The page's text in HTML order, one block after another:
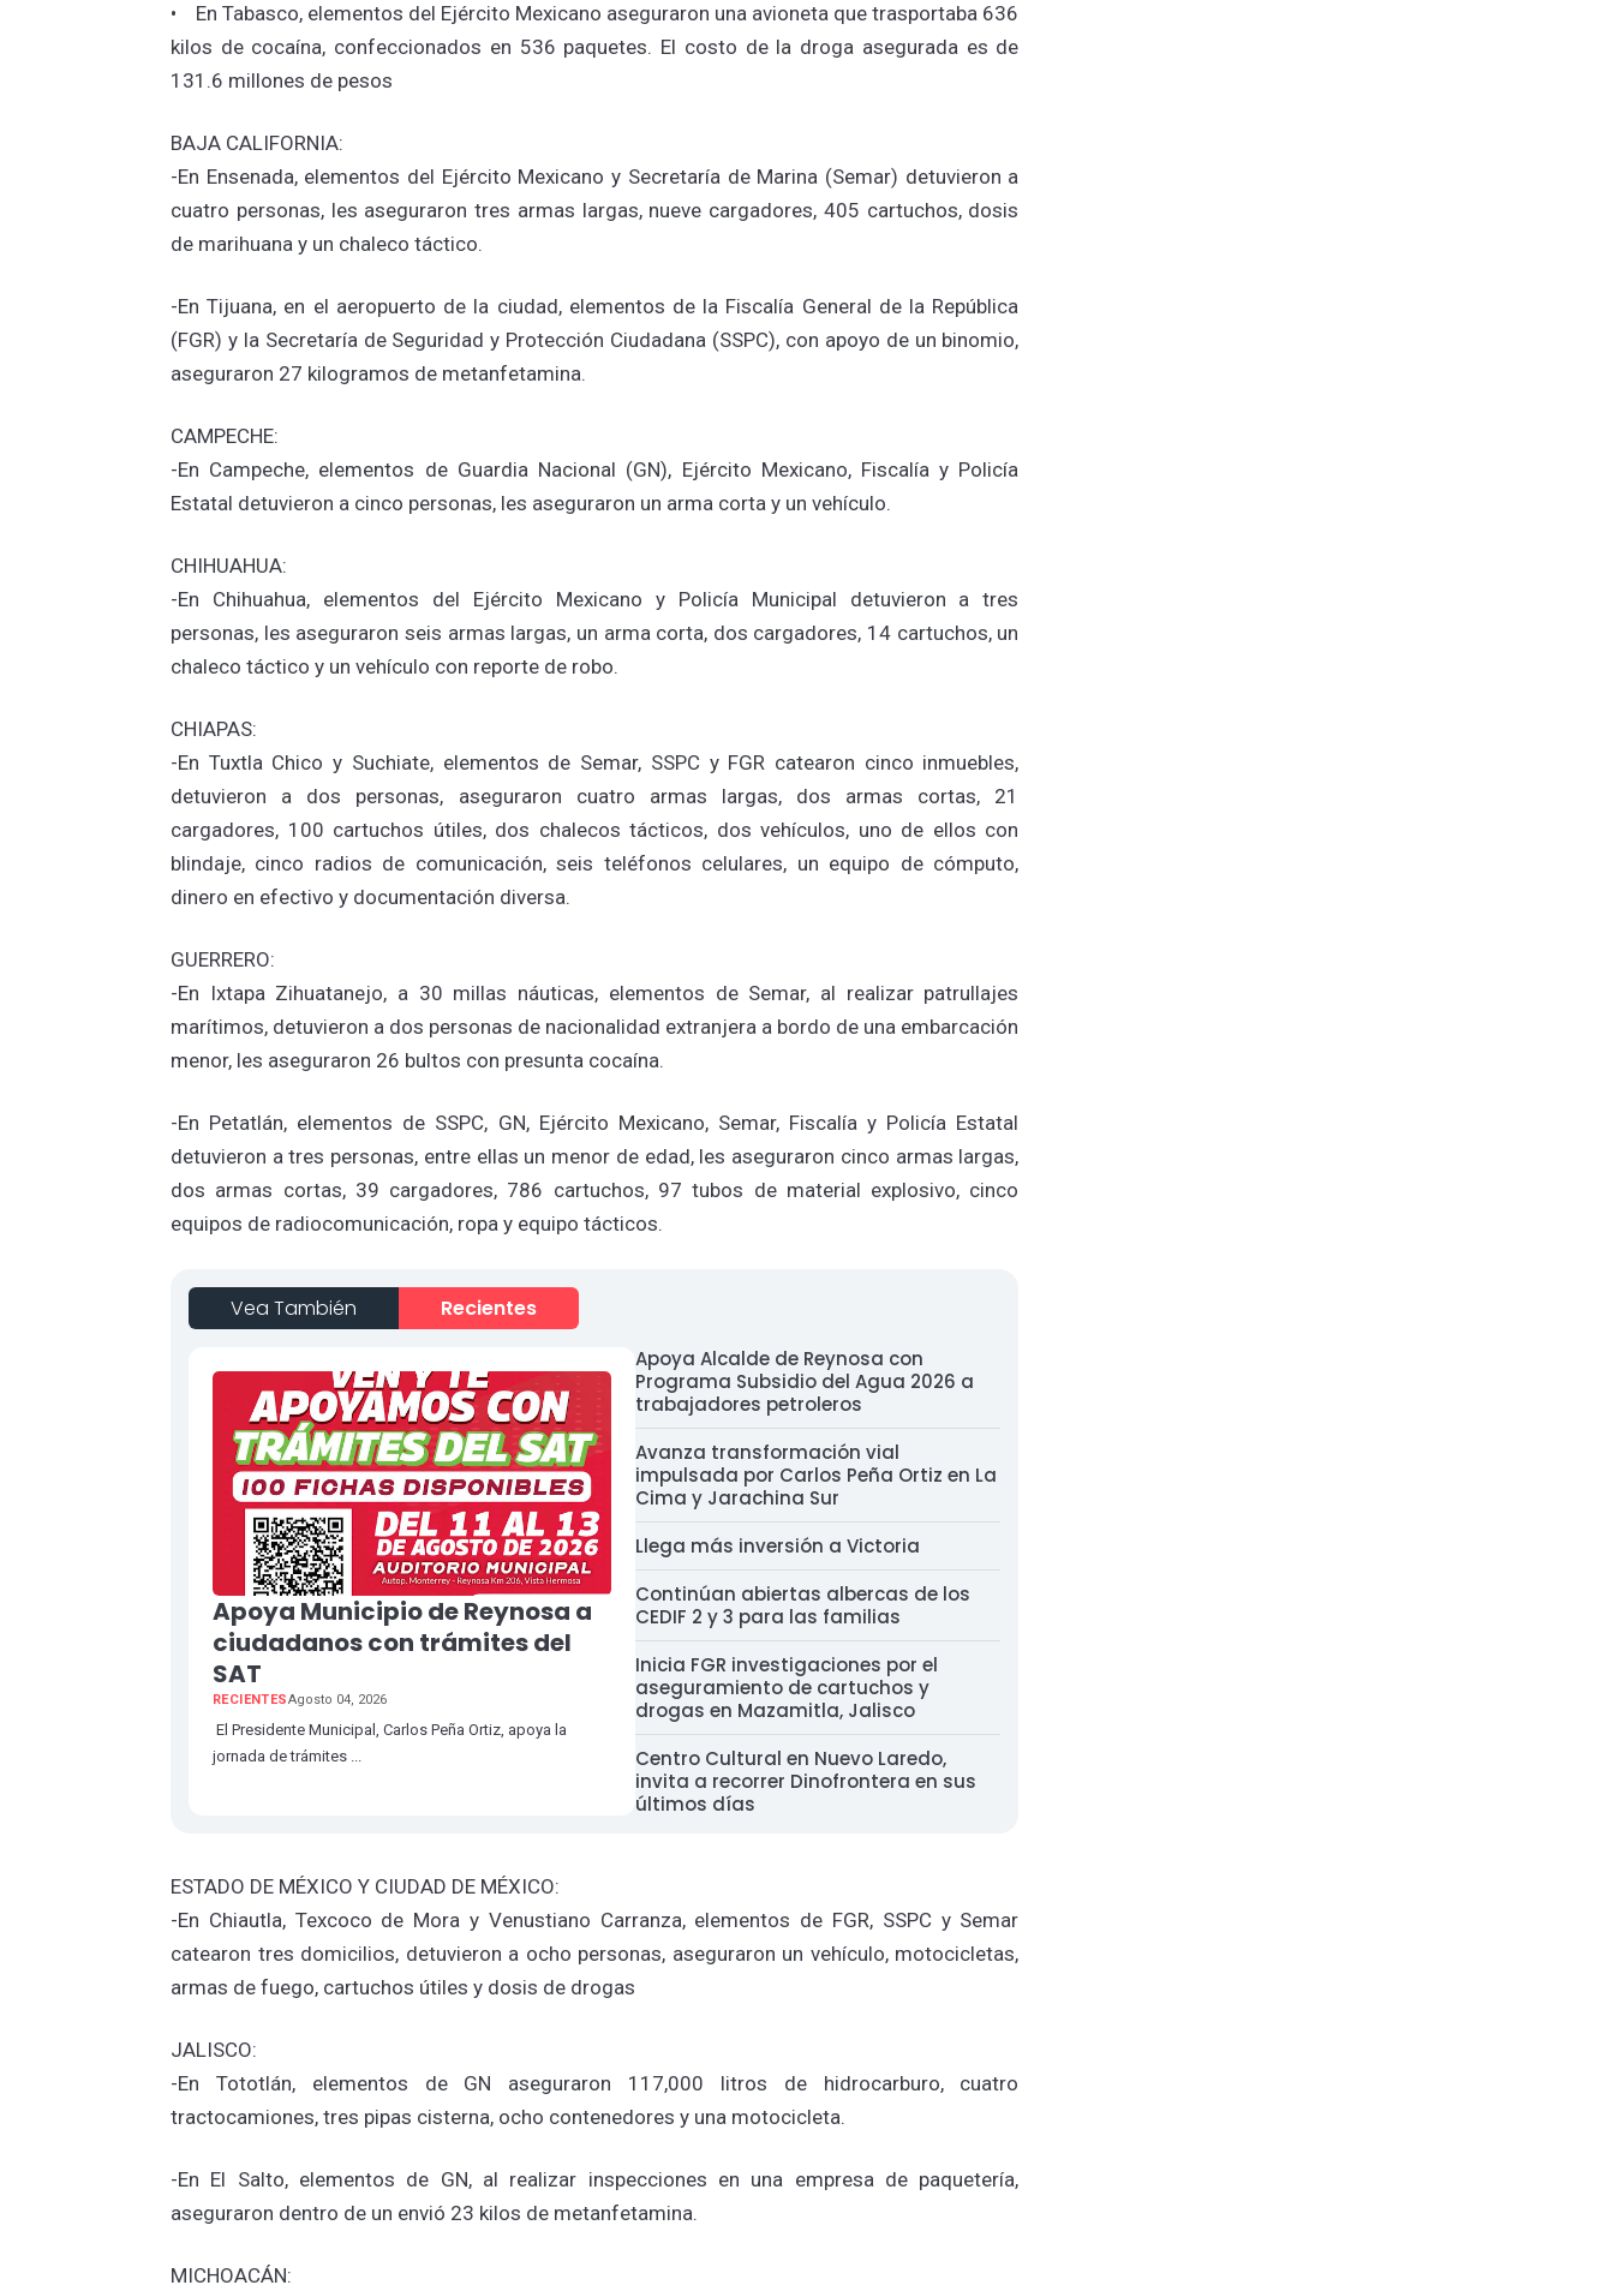
• En Tabasco, elementos del Ejército Mexicano aseguraron una avioneta que trasportaba 636
kilos de cocaína, confeccionados en 536 paquetes. El costo de la droga asegurada es de
131.6 millones de pesos
BAJA CALIFORNIA:
-En Ensenada, elementos del Ejército Mexicano y Secretaría de Marina (Semar) detuvieron a
cuatro personas, les aseguraron tres armas largas, nueve cargadores, 405 cartuchos, dosis
de marihuana y un chaleco táctico.
-En Tijuana, en el aeropuerto de la ciudad, elementos de la Fiscalía General de la República
(FGR) y la Secretaría de Seguridad y Protección Ciudadana (SSPC), con apoyo de un binomio,
aseguraron 27 kilogramos de metanfetamina.
CAMPECHE:
-En Campeche, elementos de Guardia Nacional (GN), Ejército Mexicano, Fiscalía y Policía
Estatal detuvieron a cinco personas, les aseguraron un arma corta y un vehículo.
CHIHUAHUA:
-En Chihuahua, elementos del Ejército Mexicano y Policía Municipal detuvieron a tres
personas, les aseguraron seis armas largas, un arma corta, dos cargadores, 14 cartuchos, un
chaleco táctico y un vehículo con reporte de robo.
CHIAPAS:
-En Tuxtla Chico y Suchiate, elementos de Semar, SSPC y FGR catearon cinco inmuebles,
detuvieron a dos personas, aseguraron cuatro armas largas, dos armas cortas, 21
cargadores, 100 cartuchos útiles, dos chalecos tácticos, dos vehículos, uno de ellos con
blindaje, cinco radios de comunicación, seis teléfonos celulares, un equipo de cómputo,
dinero en efectivo y documentación diversa.
GUERRERO:
-En Ixtapa Zihuatanejo, a 30 millas náuticas, elementos de Semar, al realizar patrullajes
marítimos, detuvieron a dos personas de nacionalidad extranjera a bordo de una embarcación
menor, les aseguraron 26 bultos con presunta cocaína.
-En Petatlán, elementos de SSPC, GN, Ejército Mexicano, Semar, Fiscalía y Policía Estatal
detuvieron a tres personas, entre ellas un menor de edad, les aseguraron cinco armas largas,
dos armas cortas, 39 cargadores, 786 cartuchos, 97 tubos de material explosivo, cinco
equipos de radiocomunicación, ropa y equipo tácticos.
Vea También Recientes
Apoya Municipio de Reynosa a
ciudadanos con trámites del
SAT
RECIENTESAgosto 04, 2026
El Presidente Municipal, Carlos Peña Ortiz, apoya la
jornada de trámites ...
Apoya Alcalde de Reynosa con
Programa Subsidio del Agua 2026 a
trabajadores petroleros
Avanza transformación vial
impulsada por Carlos Peña Ortiz en La
Cima y Jarachina Sur
Llega más inversión a Victoria
Continúan abiertas albercas de los
CEDIF 2 y 3 para las familias
Inicia FGR investigaciones por el
aseguramiento de cartuchos y
drogas en Mazamitla, Jalisco
Centro Cultural en Nuevo Laredo,
invita a recorrer Dinofrontera en sus
últimos días
ESTADO DE MÉXICO Y CIUDAD DE MÉXICO:
-En Chiautla, Texcoco de Mora y Venustiano Carranza, elementos de FGR, SSPC y Semar
catearon tres domicilios, detuvieron a ocho personas, aseguraron un vehículo, motocicletas,
armas de fuego, cartuchos útiles y dosis de drogas
JALISCO:
-En Tototlán, elementos de GN aseguraron 117,000 litros de hidrocarburo, cuatro
tractocamiones, tres pipas cisterna, ocho contenedores y una motocicleta.
-En El Salto, elementos de GN, al realizar inspecciones en una empresa de paquetería,
aseguraron dentro de un envió 23 kilos de metanfetamina.
MICHOACÁN: